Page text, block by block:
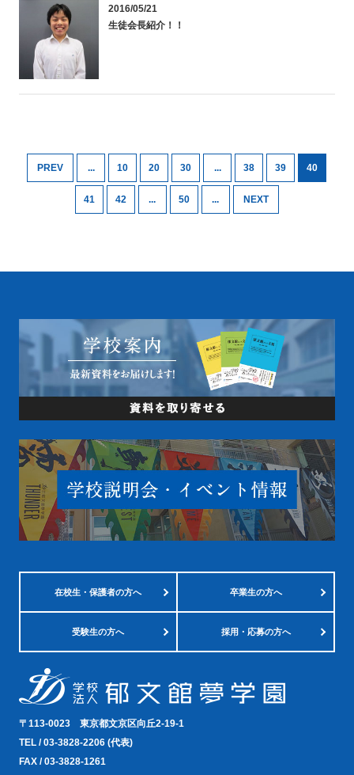
2016/05/21
生徒会長紹介！！
PREV ... 10 20 30 ... 38 39 40
41 42 ... 50 ... NEXT
在校生・保護者の方へ 卒業生の方へ
受験生の方へ 採用・応募の方へ
〒113-0023 東京都文京区向丘2-19-1
TEL /03-3828-2206 (代表)
FAX / 03-3828-1261